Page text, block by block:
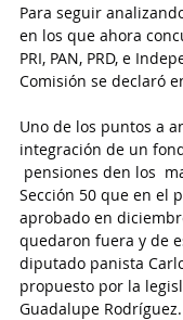
Para seguir
en los que ahora
PRI, PAN, PRD, e
Comisión se declaró
Uno de los puntos a
integración de un
pensiones den los
Sección 50 que en el
aprobado en
quedaron fuera y de
diputado panista
propuesto por la
Guadalupe Rodríguez.